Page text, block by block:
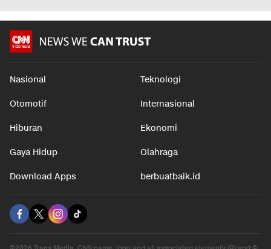
Nasional Teknologi
Otomotif Internasional
Hiburan Ekonomi
Gaya Hidup Olahraga
Download Apps berbuatbaik.id